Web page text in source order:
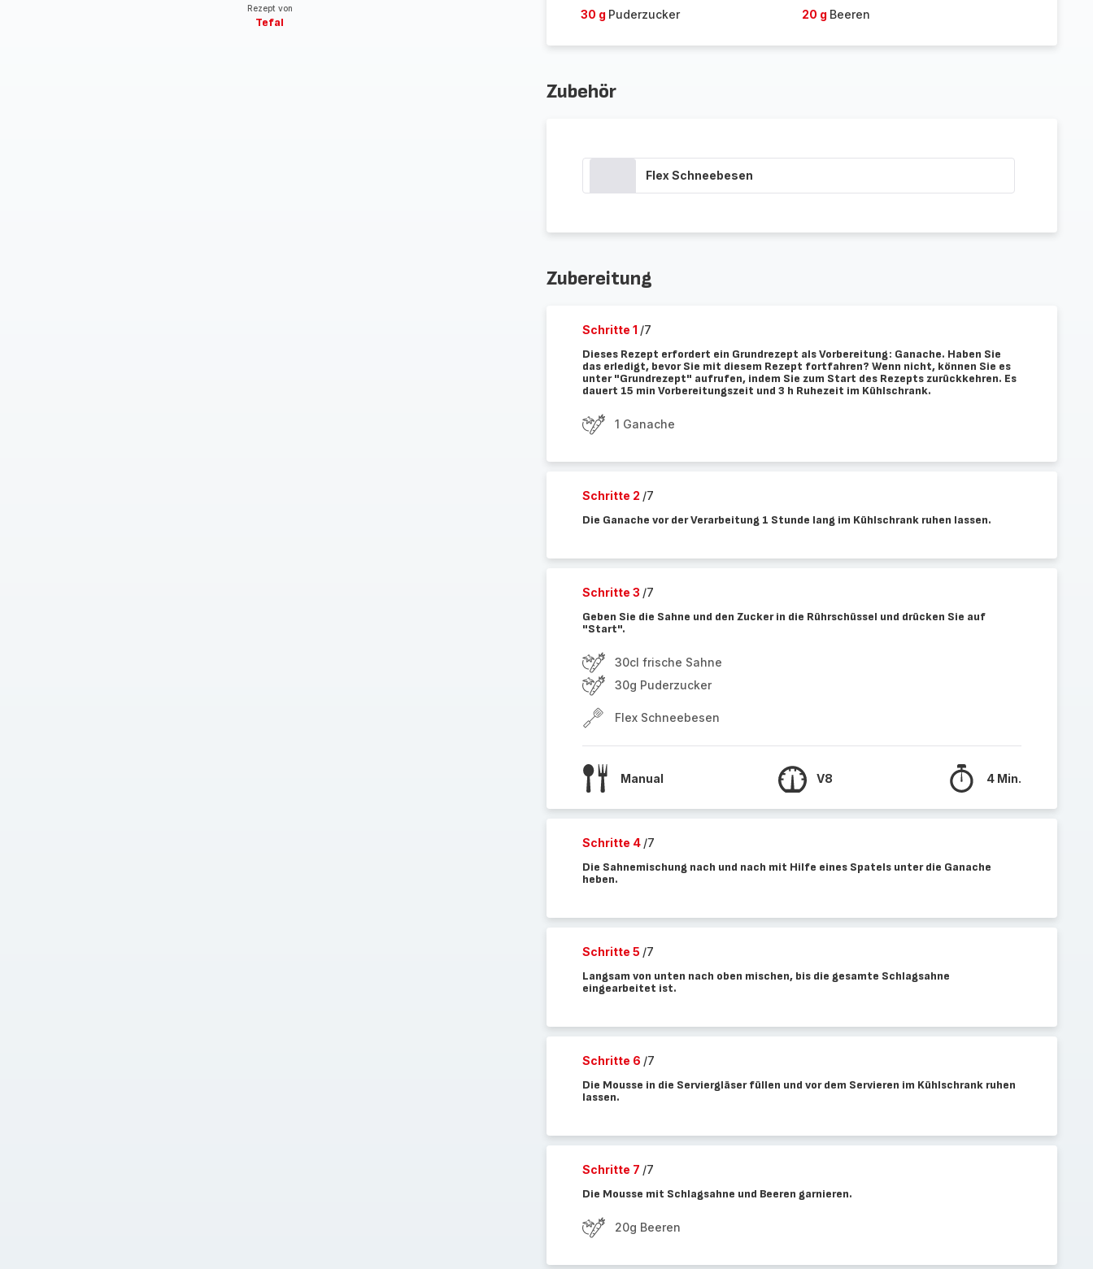
Rezept von
Tefal
30 g Puderzucker 20 g Beeren
Zubehör
Flex Schneebesen
Zubereitung
Schritte 1 /7
Dieses Rezept erfordert ein Grundrezept als Vorbereitung: Ganache. Haben Sie
das erledigt, bevor Sie mit diesem Rezept fortfahren? Wenn nicht, können Sie es
unter "Grundrezept" aufrufen, indem Sie zum Start des Rezepts zurückkehren. Es
dauert 15 min Vorbereitungszeit und 3 h Ruhezeit im Kühlschrank.
1 Ganache
Schritte 2 /7
Die Ganache vor der Verarbeitung 1 Stunde lang im Kühlschrank ruhen lassen.
Schritte 3 /7
Geben Sie die Sahne und den Zucker in die Rührschüssel und drücken Sie auf
"Start".
30cl frische Sahne
30g Puderzucker
Flex Schneebesen
Manual V8 4 Min.
Schritte 4 /7
Die Sahnemischung nach und nach mit Hilfe eines Spatels unter die Ganache
heben.
Schritte 5 /7
Langsam von unten nach oben mischen, bis die gesamte Schlagsahne
eingearbeitet ist.
Schritte 6 /7
Die Mousse in die Serviergläser füllen und vor dem Servieren im Kühlschrank ruhen
lassen.
Schritte 7 /7
Die Mousse mit Schlagsahne und Beeren garnieren.
20g Beeren